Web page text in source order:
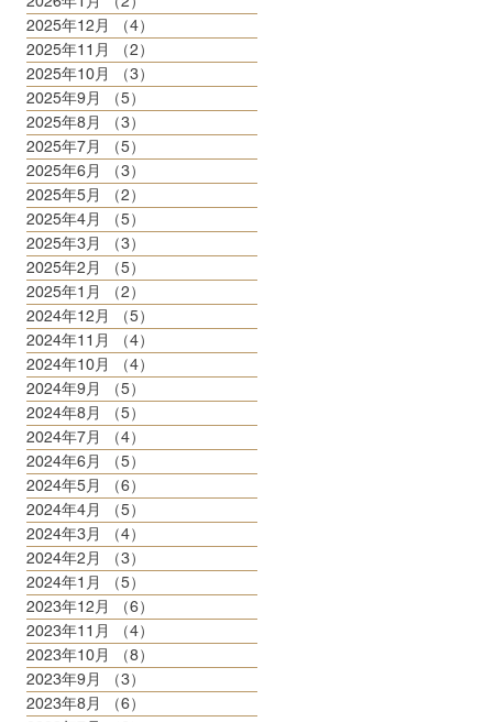
2025年12月
（4）
2025年11月
（2）
2025年10月
（3）
2025年9月
（5）
2025年8月
（3）
2025年7月
（5）
2025年6月
（3）
2025年5月
（2）
2025年4月
（5）
2025年3月
（3）
2025年2月
（5）
2025年1月
（2）
2024年12月
（5）
2024年11月
（4）
2024年10月
（4）
2024年9月
（5）
2024年8月
（5）
2024年7月
（4）
2024年6月
（5）
2024年5月
（6）
2024年4月
（5）
2024年3月
（4）
2024年2月
（3）
2024年1月
（5）
2023年12月
（6）
2023年11月
（4）
2023年10月
（8）
2023年9月
（3）
2023年8月
（6）